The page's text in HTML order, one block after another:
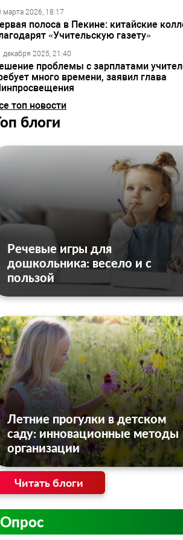
марта 2026, 18:17
полоса в Пекине: китайские
«Учительскую газету»
декабря 2025, 21:40
проблемы с зарплатами
много времени, заявил глава
топ новости
блоги
Речевые игры для
дошкольника: весело и с
пользой
Летние прогулки в детском
саду: инновационные методы
организации
Читать блоги
Опрос